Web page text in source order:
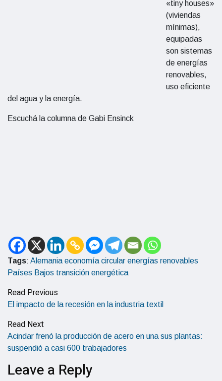
«tiny houses»
(viviendas
mínimas),
equipadas
son sistemas
de energías
renovables,
uso eficiente
del agua y la energía.
Escuchá la columna de Gabi Ensinck
Tags: Alemania economía circular energías renovables
Países Bajos transición energética
Read Previous
El impacto de la recesión en la industria textil
Read Next
Acindar frenó la producción de acero en una sus plantas:
suspendió a casi 600 trabajadores
Leave a Reply